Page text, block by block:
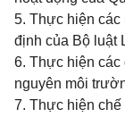
5. Thực hiện
định của Bộ luật
6. Thực hiện các
nguyên môi
7. Thực hiện chế